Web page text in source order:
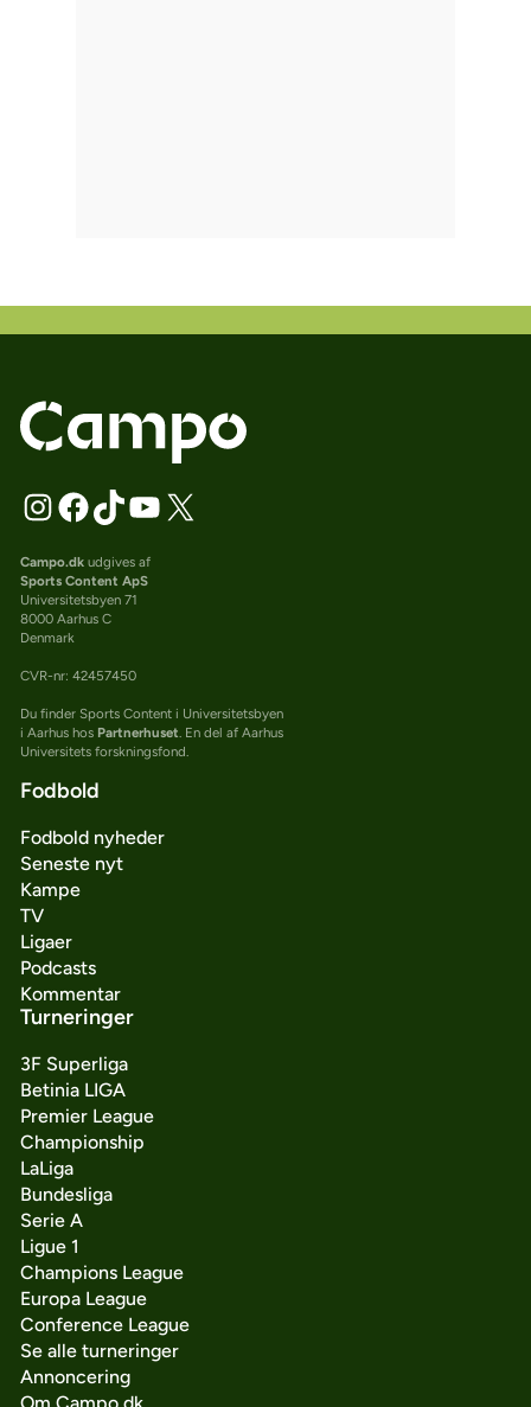
Campo.dkudgives af
Sports Content ApS
Universitetsbyen 71
8000 Aarhus C
Denmark
CVR-nr: 42457450
Du finder Sports Content i Universitetsbyen
i Aarhus hos Partnerhuset. En del af Aarhus
Universitets forskningsfond.
Fodbold
Fodbold nyheder
Seneste nyt
Kampe
TV
Ligaer
Podcasts
Kommentar
Turneringer
3F Superliga
Betinia LIGA
Premier League
Championship
LaLiga
Bundesliga
Serie A
Ligue 1
Champions League
Europa League
Conference League
Se alle turneringer
Annoncering